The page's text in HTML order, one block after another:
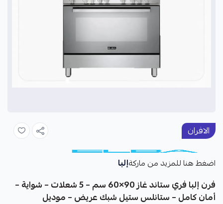
الافران
اضغط هنا للمزيد من ماركةإلبا
فرن إلبا فري ستاند غاز 90×60 سم – 5 شعلات – شواية –
أمان كامل – ستانلس ستيل شبك عريض – موديل